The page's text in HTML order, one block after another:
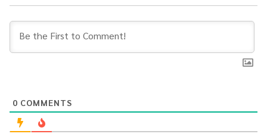
0 COMMENTS